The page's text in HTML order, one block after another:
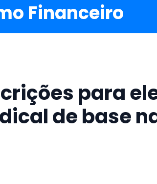
Financeiro
para
de base